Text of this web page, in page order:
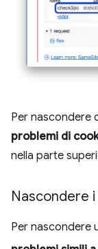
Per nascondere
problemi di
nella parte
Nascondere
Per nascondere